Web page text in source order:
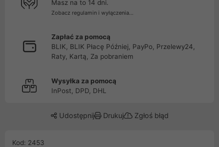
Masz na to 14 dni.
Zobacz regulamin i wyłączenia...
Zapłać za pomocą
BLIK, BLIK Płacę Później, PayPo, Przelewy24,
Raty, Kartą, Za pobraniem
Wysyłka za pomocą
InPost, DPD, DHL
Udostępnij Drukuj Zgłoś błąd
Kod: 2453